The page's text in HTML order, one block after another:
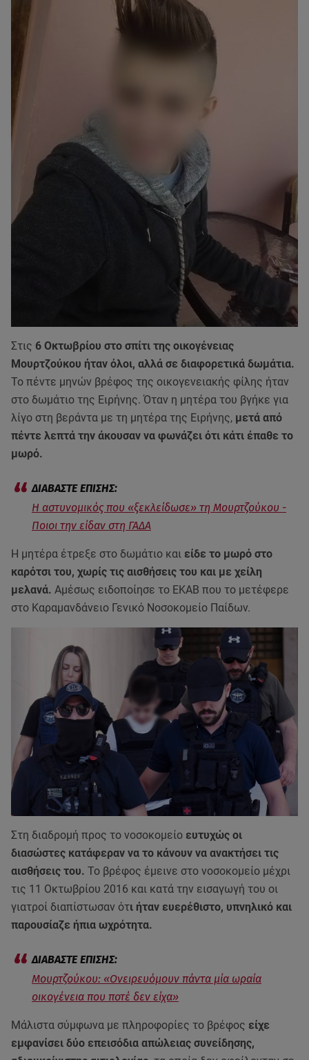
Στις 6 Οκτωβρίου στο σπίτι της οικογένειας
Μουρτζούκου ήταν όλοι, αλλά σε διαφορετικά δωμάτια.
Το πέντε μηνών βρέφος της οικογενειακής φίλης ήταν
στο δωμάτιο της Ειρήνης. Όταν η μητέρα του βγήκε για
λίγο στη βεράντα με τη μητέρα της Ειρήνης, μετά από
πέντε λεπτά την άκουσαν να φωνάζει ότι κάτι έπαθε το
μωρό.
Η αστυνομικός που «ξεκλείδωσε» τη Μουρτζούκου -
Ποιοι την είδαν στη ΓΑΔΑ
Η μητέρα έτρεξε στο δωμάτιο και είδε το μωρό στο
καρότσι του, χωρίς τις αισθήσεις του και με χείλη
μελανά. Αμέσως ειδοποίησε το ΕΚΑΒ που το μετέφερε
στο Καραμανδάνειο Γενικό Νοσοκομείο Παίδων.
Στη διαδρομή προς το νοσοκομείο ευτυχώς οι
διασώστες κατάφεραν να το κάνουν να ανακτήσει τις
αισθήσεις του. Το βρέφος έμεινε στο νοσοκομείο μέχρι
τις 11 Οκτωβρίου 2016 και κατά την εισαγωγή του οι
γιατροί διαπίστωσαν ότι ήταν ευερέθιστο, υπνηλικό και
παρουσίαζε ήπια ωχρότητα.
Μουρτζούκου: «Ονειρευόμουν πάντα μία ωραία
οικογένεια που ποτέ δεν είχα»
Μάλιστα σύμφωνα με πληροφορίες το βρέφος είχε
εμφανίσει δύο επεισόδια απώλειας συνείδησης,